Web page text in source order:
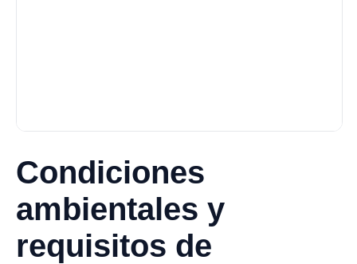
Condiciones
ambientales y
requisitos de